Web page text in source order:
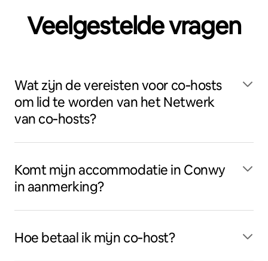
Veelgestelde vragen
Wat zijn de vereisten voor co‑hosts
om lid te worden van het Netwerk
van co‑hosts?
Komt mijn accommodatie in Conwy
in aanmerking?
Hoe betaal ik mijn co‑host?